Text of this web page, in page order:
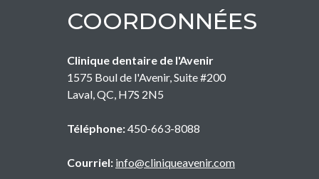
COORDONNÉES
Clinique dentaire de l'Avenir
1575 Boul de l'Avenir, Suite #200
Laval,QC, H7S 2N5
Téléphone:450-663-8088
Courriel: info@cliniqueavenir.com